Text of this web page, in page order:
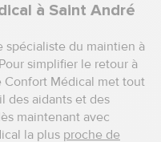
à Saint André
spécialiste du maintien à
simplifier le retour à
Confort Médical met tout
des aidants et des
maintenant avec
la plus proche de